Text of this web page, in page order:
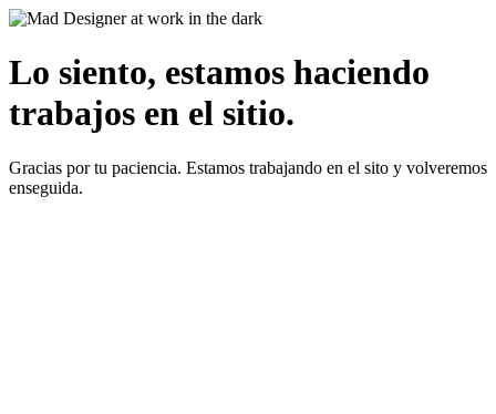
Lo siento, estamos haciendo
trabajos en el sitio.
Gracias por tu paciencia. Estamos trabajando en el sito y volveremos
enseguida.